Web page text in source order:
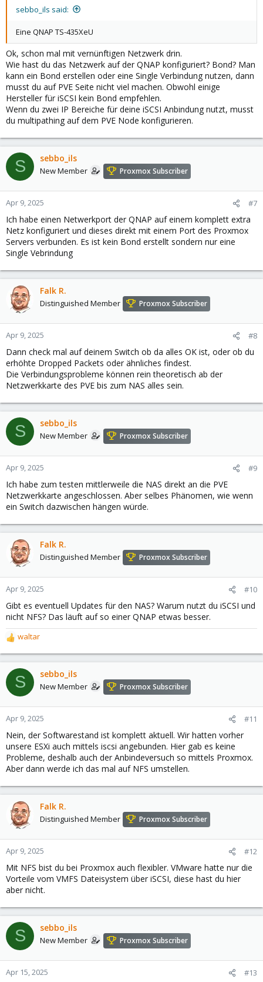
sebbo_ils said:
Eine QNAP TS-435XeU
Ok, schon mal mit vernünftigen Netzwerk drin.
Wie hast du das Netzwerk auf der QNAP konfiguriert? Bond? Man
kann ein Bond erstellen oder eine Single Verbindung nutzen, dann
musst du auf PVE Seite nicht viel machen. Obwohl einige
Hersteller für iSCSI kein Bond empfehlen.
Wenn du zwei IP Bereiche für deine iSCSI Anbindung nutzt, musst
du multipathing auf dem PVE Node konfigurieren.
S sebbo_ils
New Member Proxmox Subscriber
Apr 9, 2025 #7
Ich habe einen Netwerkport der QNAP auf einem komplett extra
Netz konfiguriert und dieses direkt mit einem Port des Proxmox
Servers verbunden. Es ist kein Bond erstellt sondern nur eine
Single Vebrindung
Falk R.
Distinguished Member Proxmox Subscriber
Apr 9, 2025 #8
Dann check mal auf deinem Switch ob da alles OK ist, oder ob du
erhöhte Dropped Packets oder ähnliches findest.
Die Verbindungsprobleme können rein theoretisch ab der
Netzwerkkarte des PVE bis zum NAS alles sein.
S sebbo_ils
New Member Proxmox Subscriber
Apr 9, 2025 #9
Ich habe zum testen mittlerweile die NAS direkt an die PVE
Netzwerkkarte angeschlossen. Aber selbes Phänomen, wie wenn
ein Switch dazwischen hängen würde.
Falk R.
Distinguished Member Proxmox Subscriber
Apr 9, 2025 #10
Gibt es eventuell Updates für den NAS? Warum nutzt du iSCSI und
nicht NFS? Das läuft auf so einer QNAP etwas besser.
R
e
a
c
t
o
n
:
waltar
S sebbo_ils
New Member Proxmox Subscriber
Apr 9, 2025 #11
Nein, der Softwarestand ist komplett aktuell. Wir hatten vorher
unsere ESXi auch mittels iscsi angebunden. Hier gab es keine
Probleme, deshalb auch der Anbindeversuch so mittels Proxmox.
Aber dann werde ich das mal auf NFS umstellen.
Falk R.
Distinguished Member Proxmox Subscriber
Apr 9, 2025 #12
Mit NFS bist du bei Proxmox auch flexibler. VMware hatte nur die
Vorteile vom VMFS Dateisystem über iSCSI, diese hast du hier
aber nicht.
S sebbo_ils
New Member Proxmox Subscriber
Apr 15, 2025 #13